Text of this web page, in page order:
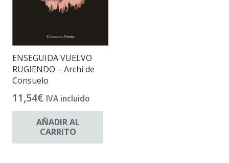
ENSEGUIDA VUELVO
RUGIENDO – Archi de
Consuelo
11,54€ IVA incluido
AÑADIR AL
CARRITO